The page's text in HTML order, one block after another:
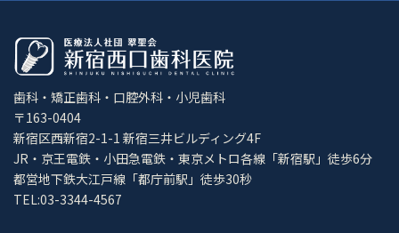
歯科・矯正歯科・口腔外科・小児歯科
〒163-0404
新宿区西新宿2-1-1 新宿三井ビルディング4F
JR・京王電鉄・小田急電鉄・東京メトロ各線「新宿駅」徒歩6分
都営地下鉄大江戸線「都庁前駅」徒歩30秒
TEL:03-3344-4567